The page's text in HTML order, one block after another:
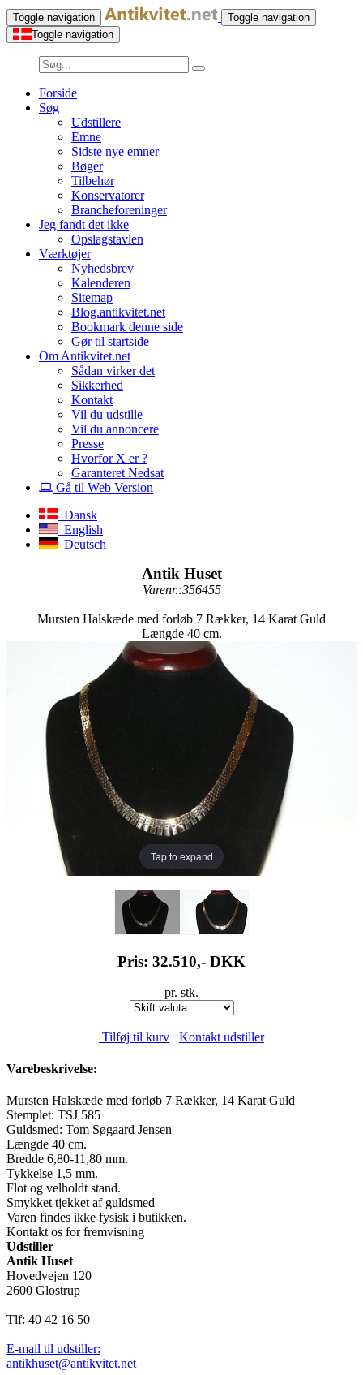
Toggle navigation
Toggle navigation
Toggle navigation
Forside
Søg
Udstillere
Emne
Sidste nye emner
Bøger
Tilbehør
Konservatorer
Brancheforeninger
Jeg fandt det ikke
Opslagstavlen
Værktøjer
Nyhedsbrev
Kalenderen
Sitemap
Blog.antikvitet.net
Bookmark denne side
Gør til startside
Om Antikvitet.net
Sådan virker det
Sikkerhed
Kontakt
Vil du udstille
Vil du annoncere
Presse
Hvorfor X er ?
Garanteret Nedsat
Gå til Web Version
Dansk
English
Deutsch
Antik Huset
Varenr.:356455
Mursten Halskæde med forløb 7 Rækker, 14 Karat Guld
Længde 40 cm.
Tap to expand
Pris: 32.510,- DKK
pr. stk.
Tilføj til kurv Kontakt udstiller
Varebeskrivelse:
Mursten Halskæde med forløb 7 Rækker, 14 Karat Guld
Stemplet: TSJ 585
Guldsmed: Tom Søgaard Jensen
Længde 40 cm.
Bredde 6,80-11,80 mm.
Tykkelse 1,5 mm.
Flot og velholdt stand.
Smykket tjekket af guldsmed
Varen findes ikke fysisk i butikken.
Kontakt os for fremvisning
Udstiller
Antik Huset
Hovedvejen 120
2600 Glostrup
Tlf: 40 42 16 50
E-mail til udstiller:
antikhuset@antikvitet.net